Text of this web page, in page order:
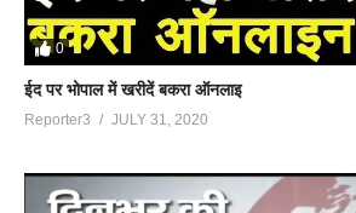
0
ईद पर भोपाल में खरीदें बकरा ऑनलाइ
Reporter3 JULY 31, 2020